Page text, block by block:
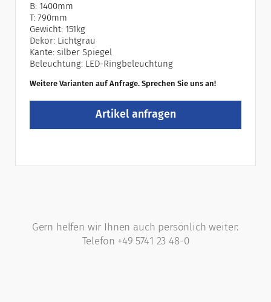
B: 1400mm
T: 790mm
Gewicht: 151kg
Dekor: Lichtgrau
Kante: silber Spiegel
Beleuchtung: LED-Ringbeleuchtung
Weitere Varianten auf Anfrage. Sprechen Sie uns an!
Artikel anfragen
Gern helfen wir Ihnen auch persönlich weiter:
Telefon +49 5741 23 48-0